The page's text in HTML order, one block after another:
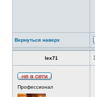
Вернуться наверх
lex71
Профессионал